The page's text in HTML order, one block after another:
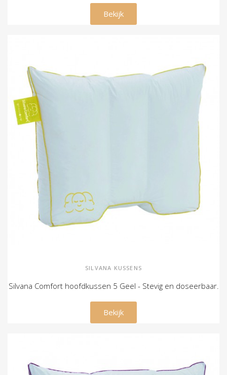
€ 79,00
Bekijk
SILVANA KUSSENS
Silvana Comfort hoofdkussen 5 Geel - Stevig en doseerbaar.
€ 79,00
Bekijk